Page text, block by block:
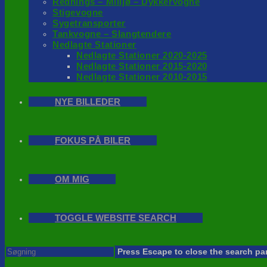
Stigevogne
Sygetransporter
Tankvogne – Slangtendere
Nedlagte Stationer
Nedlagte Stationer 2020-2025
Nedlagte Stationer 2015-2020
Nedlagte Stationer 2010-2015
NYE BILLEDER
FOKUS PÅ BILER
OM MIG
TOGGLE WEBSITE SEARCH
Press Escape to close the search